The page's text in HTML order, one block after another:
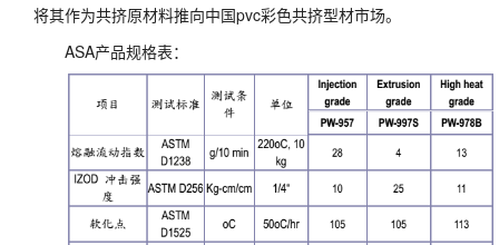
将其作为共挤原材料推向中国pvc彩色共挤型材市场。
ASA产品规格表：